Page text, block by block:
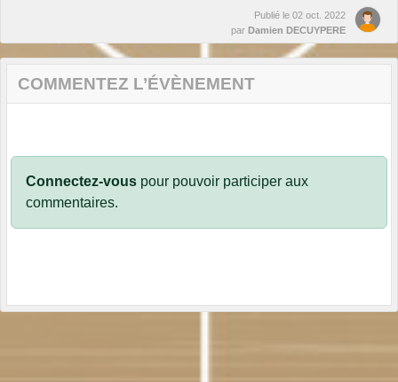
Publié le 02 oct. 2022
par Damien DECUYPERE
COMMENTEZ L’ÉVÈNEMENT
Connectez-vous pour pouvoir participer aux
commentaires.